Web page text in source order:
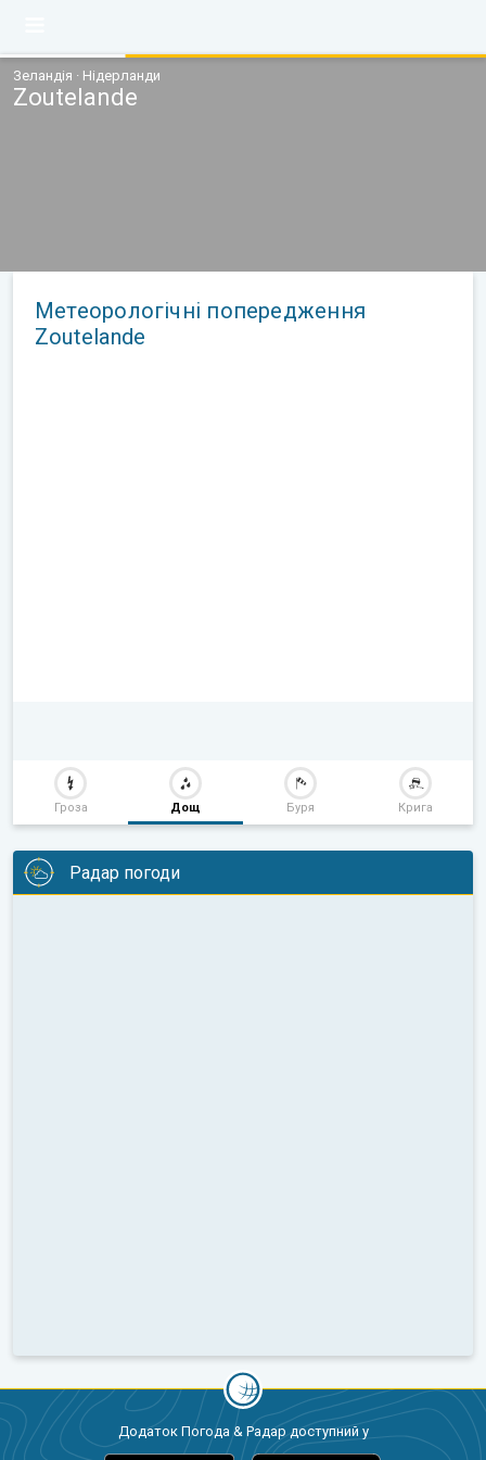
Зеландія · Нідерланди
Zoutelande
Метеорологічні попередження
Zoutelande
Гроза Дощ Буря Крига
Радар погоди
Додаток Погода & Радар доступний у